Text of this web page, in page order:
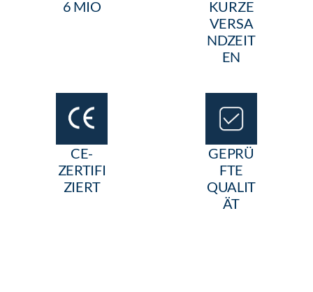
6 MIO
KURZE
VERSA
NDZEIT
EN
CE-
ZERTIFI
ZIERT
GEPRÜ
FTE
QUALIT
ÄT